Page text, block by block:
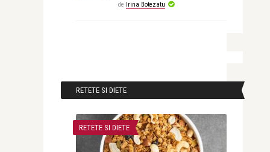
de Irina Botezatu
RETETE SI DIETE
RETETE SI DIETE